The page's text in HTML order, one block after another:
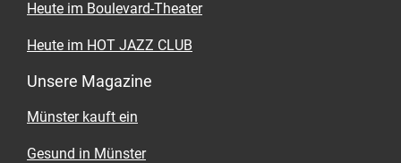
Heute im Boulevard-Theater
Heute im HOT JAZZ CLUB
Unsere Magazine
Münster kauft ein
Gesund in Münster